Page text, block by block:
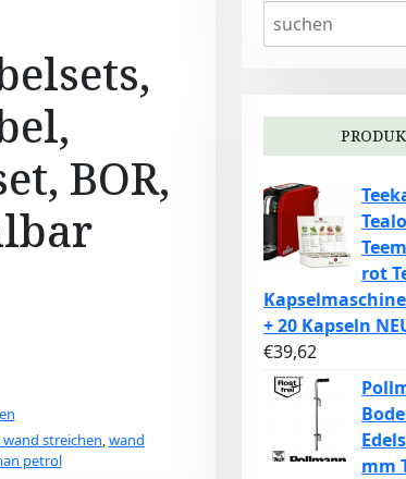
BOR,
streichen,wand
petrol
rot
+ 20 Kapseln
€39,62
mm